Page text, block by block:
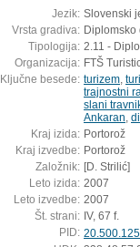
Jezik: Slovenski
Vrsta gradiva: Diplomsko
Tipologija: 2.11 -
Organizacija: FTŠ
Ključne besede: turizem
trajnostni
slani
Ankaran
Kraj izida: Portorož
Kraj izvedbe: Portorož
Založnik: [D. Strilić]
Leto izida: 2007
Leto izvedbe: 2007
Št. strani: IV, 67 f.
PID: